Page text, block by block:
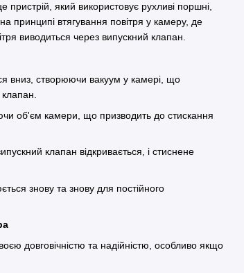
який використовує рухливі поршні,
принципі втягування повітря у камеру, де
виводиться через випускний клапан.
вниз, створюючи вакуум у камері, що
об'єм камери, що призводить до стискання
клапан відкривається, і стиснене
знову та знову для постійного
довговічністю та надійністю, особливо якщо